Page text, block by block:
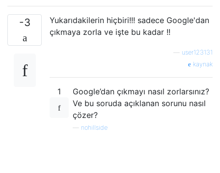
-3
Yukarıdakilerin hiçbiri!!! sadece Google'dan
çıkmaya zorla ve işte bu kadar !!
user123131
kaynak
1
Google’dan çıkmayı nasıl zorlarsınız?
Ve bu soruda açıklanan sorunu nasıl
çözer?
nohillside